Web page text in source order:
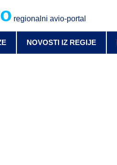
regionalni avio-portal
NOVOSTI IZ REGIJE